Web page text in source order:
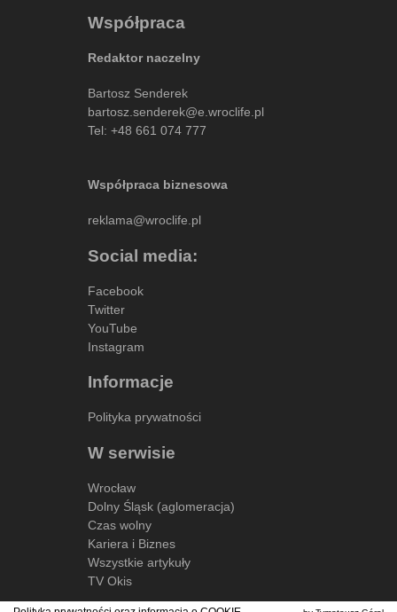
Współpraca
Redaktor naczelny
Bartosz Senderek
bartosz.senderek@e.wroclife.pl
Tel: +48 661 074 777
Współpraca biznesowa
reklama@wroclife.pl
Social media:
Facebook
Twitter
YouTube
Instagram
Informacje
Polityka prywatności
W serwisie
Wrocław
Dolny Śląsk (aglomeracja)
Czas wolny
Kariera i Biznes
Wszystkie artykuły
TV Okis